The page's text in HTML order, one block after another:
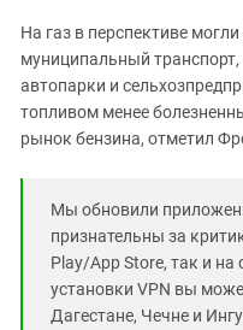
На газ в перспективе
муниципальный
автопарки и
топливом менее
рынок бензина, отметил
Мы обновили
признательны за
Play/App Store, так и на
установки VPN вы
Дагестане, Чечне и